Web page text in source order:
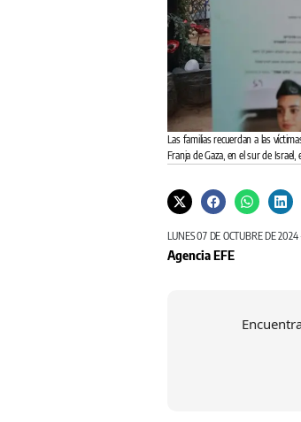
Las familias recuerdan a las
Franja de Gaza, en el sur de
LUNES 07 DE OCTUBRE DE
Agencia EFE